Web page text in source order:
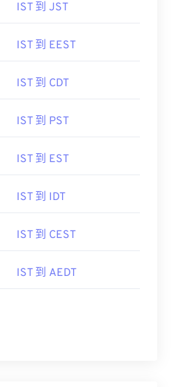
IST 到 JST
IST 到 EEST
IST 到 CDT
IST 到 PST
IST 到 EST
IST 到 IDT
IST 到 CEST
IST 到 AEDT